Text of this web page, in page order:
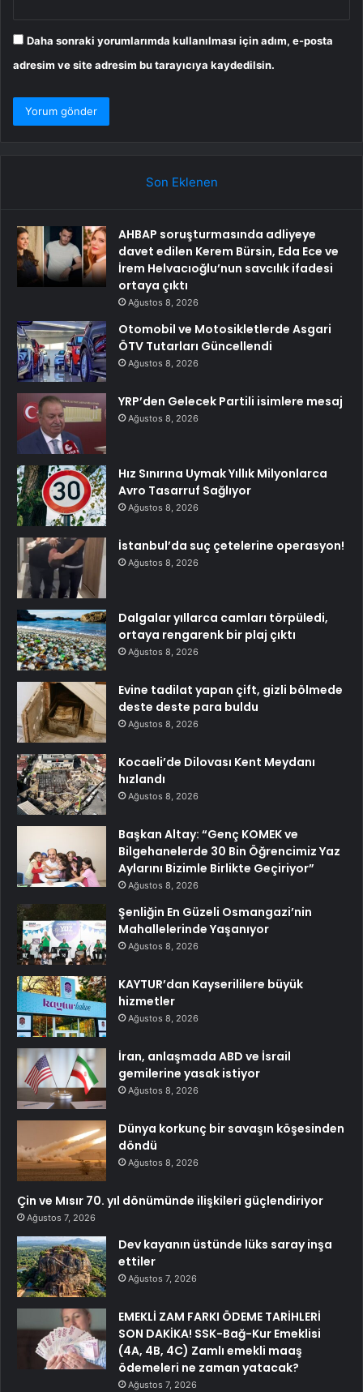
Daha sonraki yorumlarımda kullanılması için adım, e-posta
adresim ve site adresim bu tarayıcıya kaydedilsin.
Son Eklenen
AHBAP soruşturmasında adliyeye
davet edilen Kerem Bürsin, Eda Ece ve
İrem Helvacıoğlu’nun savcılık ifadesi
ortaya çıktı
Ağustos 8, 2026
Otomobil ve Motosikletlerde Asgari
ÖTV Tutarları Güncellendi
Ağustos 8, 2026
YRP’den Gelecek Partili isimlere mesaj
Ağustos 8, 2026
Hız Sınırına Uymak Yıllık Milyonlarca
Avro Tasarruf Sağlıyor
Ağustos 8, 2026
İstanbul’da suç çetelerine operasyon!
Ağustos 8, 2026
Dalgalar yıllarca camları törpüledi,
ortaya rengarenk bir plaj çıktı
Ağustos 8, 2026
Evine tadilat yapan çift, gizli bölmede
deste deste para buldu
Ağustos 8, 2026
Kocaeli’de Dilovası Kent Meydanı
hızlandı
Ağustos 8, 2026
Başkan Altay: “Genç KOMEK ve
Bilgehanelerde 30 Bin Öğrencimiz Yaz
Aylarını Bizimle Birlikte Geçiriyor”
Ağustos 8, 2026
Şenliğin En Güzeli Osmangazi’nin
Mahallelerinde Yaşanıyor
Ağustos 8, 2026
KAYTUR’dan Kayserililere büyük
hizmetler
Ağustos 8, 2026
İran, anlaşmada ABD ve İsrail
gemilerine yasak istiyor
Ağustos 8, 2026
Dünya korkunç bir savaşın köşesinden
döndü
Ağustos 8, 2026
Çin ve Mısır 70. yıl dönümünde ilişkileri güçlendiriyor
Ağustos 7, 2026
Dev kayanın üstünde lüks saray inşa
ettiler
Ağustos 7, 2026
EMEKLİ ZAM FARKI ÖDEME TARİHLERİ
SON DAKİKA! SSK-Bağ-Kur Emeklisi
(4A, 4B, 4C) Zamlı emekli maaş
ödemeleri ne zaman yatacak?
Ağustos 7, 2026